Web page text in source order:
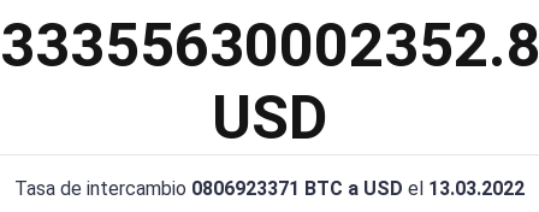
USD
Tasa de intercambio 0806923371 BTC a USD el 13.03.2022